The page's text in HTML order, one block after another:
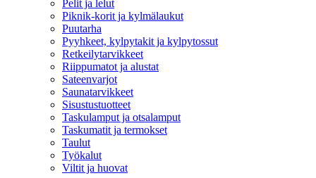
Pelit ja lelut
Piknik-korit ja kylmälaukut
Puutarha
Pyyhkeet, kylpytakit ja kylpytossut
Retkeilytarvikkeet
Riippumatot ja alustat
Sateenvarjot
Saunatarvikkeet
Sisustustuotteet
Taskulamput ja otsalamput
Taskumatit ja termokset
Taulut
Työkalut
Viltit ja huovat